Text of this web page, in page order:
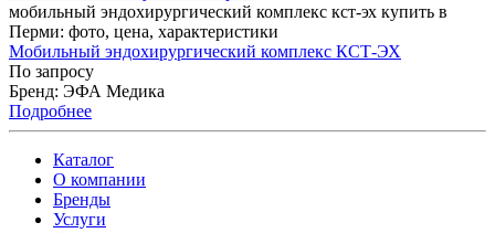
мобильный эндохирургический комплекс кст-эх купить в
Перми: фото, цена, характеристики
Мобильный эндохирургический комплекс КСТ-ЭХ
По запросу
Бренд: ЭФА Медика
Подробнее
Каталог
О компании
Бренды
Услуги